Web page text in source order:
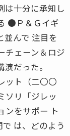
は十分に承知し
●Ｐ＆Ｇイギ
並んで 注目を
チェーン＆ロジ
だった。
ット（二〇〇
ソリ「ジレッ
ンをサポー ト
は、どのよう